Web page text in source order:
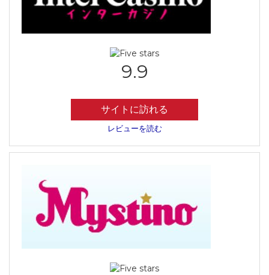
9.9
サイトに訪れる
レビューを読む